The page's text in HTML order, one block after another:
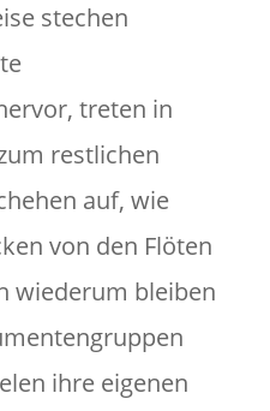
stechen
treten in
restlichen
auf, wie
von den Flöten
wiederum bleiben
ihre eigenen